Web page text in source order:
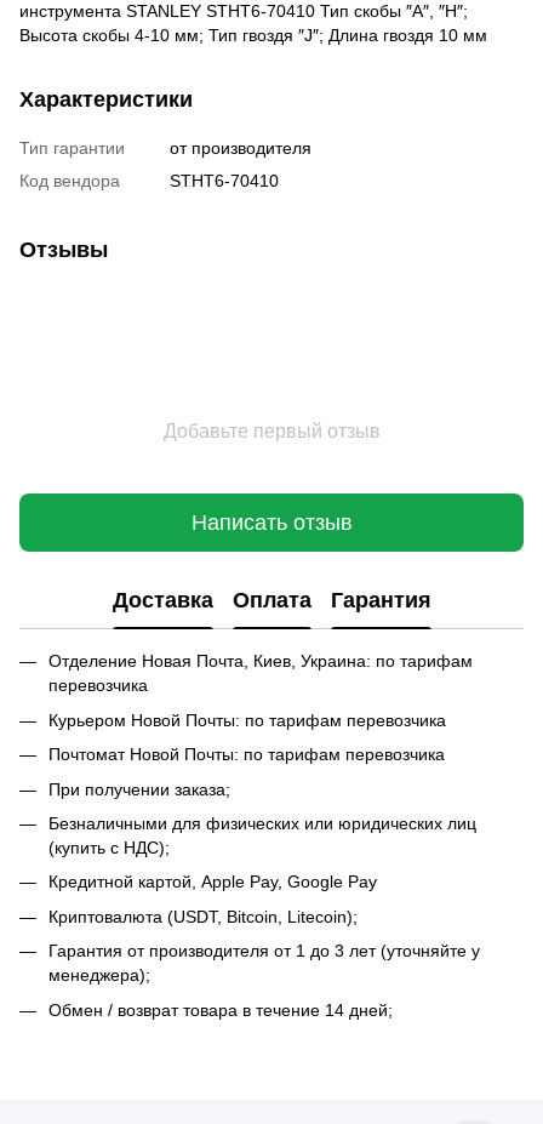
инструмента STANLEY STHT6-70410 Тип скобы ″А″, ″Н″;
Высота скобы 4-10 мм; Тип гвоздя ″J″; Длина гвоздя 10 мм
Характеристики
Тип гарантии
от производителя
Код вендора
STHT6-70410
Отзывы
Добавьте первый отзыв
Написать отзыв
Доставка Оплата Гарантия
Отделение Новая Почта, Киев, Украина: по тарифам
перевозчика
Курьером Новой Почты: по тарифам перевозчика
Почтомат Новой Почты: по тарифам перевозчика
При получении заказа;
Безналичными для физических или юридических лиц
(купить с НДС);
Кредитной картой, Apple Pay, Google Pay
Криптовалюта (USDT, Bitcoin, Litecoin);
Гарантия от производителя от 1 до 3 лет (уточняйте у
менеджера);
Обмен / возврат товара в течение 14 дней;